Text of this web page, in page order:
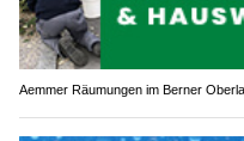
Aemmer Räumungen im Berner